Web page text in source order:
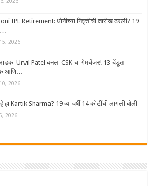
IPL Retirement: धोनीच्या निवृत्तीची तारीख ठरली? 19
2026
लाडका Urvil Patel बनला CSK चा गेमचेंजर! 13 चेंडूत
आणि…
2026
Kartik Sharma? 19 व्या वर्षी 14 कोटींची लागली बोली
2026